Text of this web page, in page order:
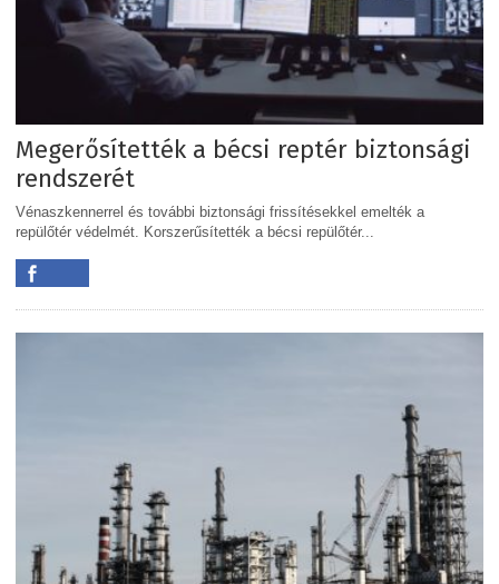
Megerősítették a bécsi reptér biztonsági
rendszerét
Vénaszkennerrel és további biztonsági frissítésekkel emelték a
repülőtér védelmét. Korszerűsítették a bécsi repülőtér...